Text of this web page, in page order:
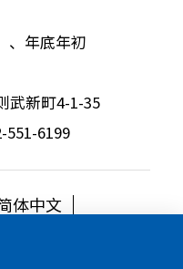
、年底年初
武新町4-1-35
551-6199
体中文